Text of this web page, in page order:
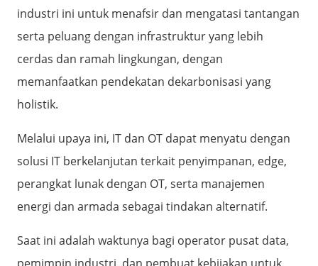
industri ini untuk menafsir dan mengatasi tantangan
serta peluang dengan infrastruktur yang lebih
cerdas dan ramah lingkungan, dengan
memanfaatkan pendekatan dekarbonisasi yang
holistik.
Melalui upaya ini, IT dan OT dapat menyatu dengan
solusi IT berkelanjutan terkait penyimpanan, edge,
perangkat lunak dengan OT, serta manajemen
energi dan armada sebagai tindakan alternatif.
Saat ini adalah waktunya bagi operator pusat data,